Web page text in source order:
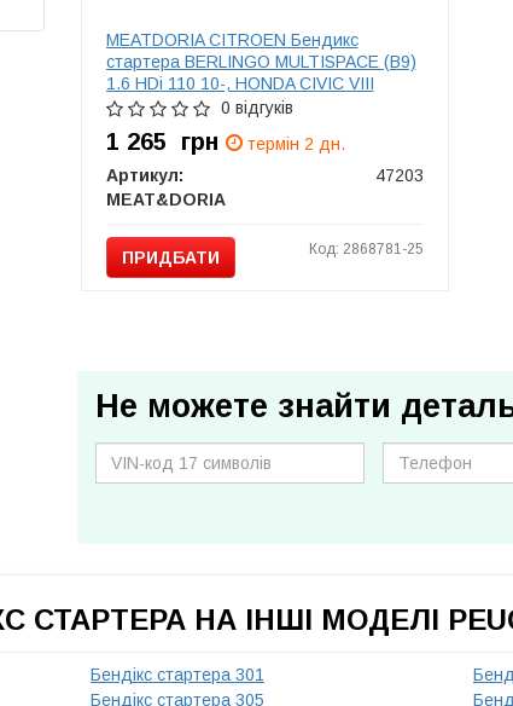
MEATDORIA CITROEN Бендикс
стартера BERLINGO MULTISPACE (B9)
1.6 HDi 110 10-, HONDA CIVIC VIII
Hatchback (FN, FK) 2.2 CTDi (FK3) 05-
0 відгуків
1 265 грн
термін 2 дн.
Артикул:
47203
MEAT&DORIA
ПРИДБАТИ Код: 2868781-25
Не можете знайти
СТАРТЕРА НА ІНШІ МОДЕЛІ
Бендікс стартера 301
Бендікс стартера 305